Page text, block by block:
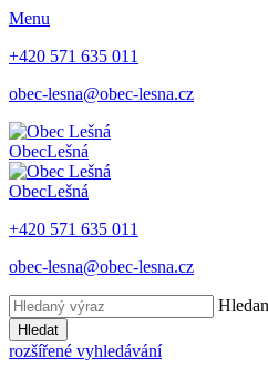
Menu
+420 571 635 011
obec-lesna@obec-lesna.cz
ObecLešná
ObecLešná
+420 571 635 011
obec-lesna@obec-lesna.cz
Hledat
rozšířené vyhledávání